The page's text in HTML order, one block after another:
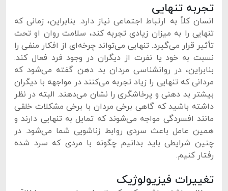
تجربه تنهایی
انسان کلاً به ارتباط اجتماعی نیاز دارد. بنابراین، زمانی که
تنهایی را به میزان زیادی تجربه کند، سلامت روان او تحت
تأثیر قرار می‌گیرد. تنهایی می‌تواند چرخه‌ای از افکار منفی را
نسبت به خود یا نفرت از دیگران در وجود فرد فعال کند.
بنابراین، در روانشناسی مردان بد دهن گفته می‌شود که
مردانی که تنهایی را زیاد تجربه می‌کنند در مواجهه با دیگران
بیشتر بد دهنی و پرخاشگری را نشان می‌دهند. البته در نظر
داشته باشید که گاهی برخی مردان با برخی مشکلات خلقی
مانند افسردگی مواجه می‌شوند که تمایل به تنهایی دارند و
همین عامل باعث سردی روابط زناشویی شما می‌شود. در
چنین شرایطی باید بدانیم چگونه با مردی که سرد شده
رفتار کنیم.
تغییرات فیزیولوژیک